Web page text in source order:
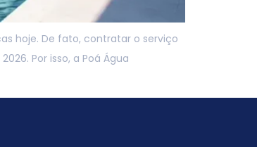
hoje. De fato, contratar o serviço
Por isso, a Poá Água